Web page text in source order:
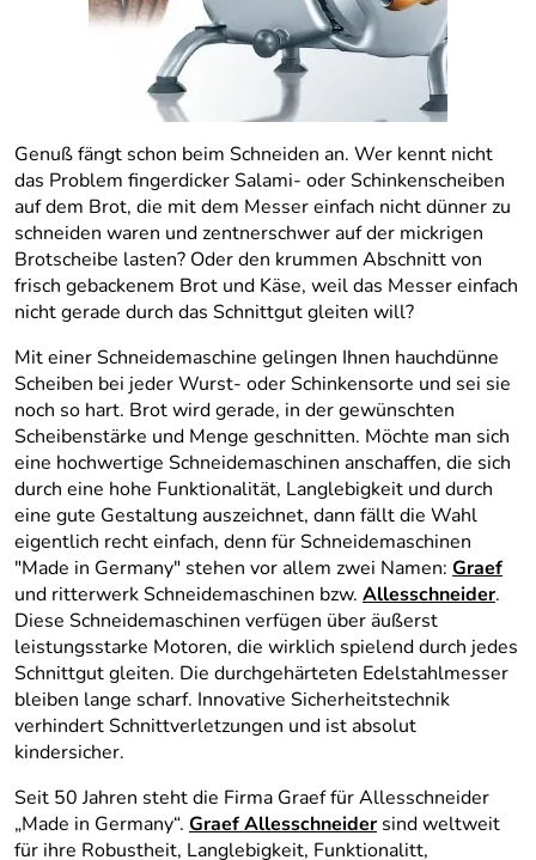
Genuß fängt schon beim Schneiden an. Wer kennt nicht
das Problem fingerdicker Salami- oder Schinkenscheiben
auf dem Brot, die mit dem Messer einfach nicht dünner zu
schneiden waren und zentnerschwer auf der mickrigen
Brotscheibe lasten? Oder den krummen Abschnitt von
frisch gebackenem Brot und Käse, weil das Messer einfach
nicht gerade durch das Schnittgut gleiten will?
Mit einer Schneidemaschine gelingen Ihnen hauchdünne
Scheiben bei jeder Wurst- oder Schinkensorte und sei sie
noch so hart. Brot wird gerade, in der gewünschten
Scheibenstärke und Menge geschnitten. Möchte man sich
eine hochwertige Schneidemaschinen anschaffen, die sich
durch eine hohe Funktionalität, Langlebigkeit und durch
eine gute Gestaltung auszeichnet, dann fällt die Wahl
eigentlich recht einfach, denn für Schneidemaschinen
"Made in Germany" stehen vor allem zwei Namen: Graef
und ritterwerk Schneidemaschinen bzw. Allesschneider.
Diese Schneidemaschinen verfügen über äußerst
leistungsstarke Motoren, die wirklich spielend durch jedes
Schnittgut gleiten. Die durchgehärteten Edelstahlmesser
bleiben lange scharf. Innovative Sicherheitstechnik
verhindert Schnittverletzungen und ist absolut
kindersicher.
Seit 50 Jahren steht die Firma Graef für Allesschneider
„Made in Germany“. Graef Allesschneidersind weltweit
für ihre Robustheit, Langlebigkeit, Funktionalitt,